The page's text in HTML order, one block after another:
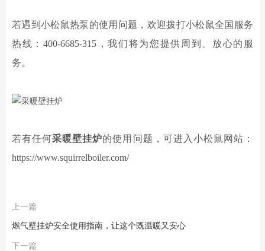
若遇到小松鼠热泵的使用问题，欢迎拨打小松鼠全国服务
热线： 400-6685-315，我们将为您提供周到、放心的服
务。
若有任何采暖壁挂炉的使用问题，可进入小松鼠网站：
https://www.squirrelboiler.com/
上一篇
燃气壁挂炉安全使用指南，让这个既温暖又安心
下一篇